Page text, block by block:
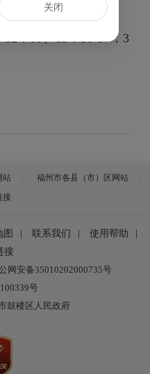
字楼3层）
：00、13：30-17：3
站
福州市各县（市）区网站
接
图 联系我们 使用帮助
接
网安备35010202000735号
号
鼓楼区人民政府
关闭